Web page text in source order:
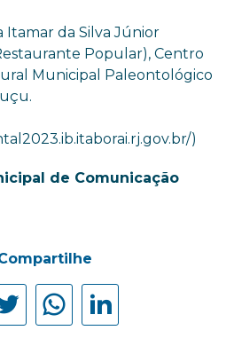
Itamar da Silva Júnior
Popular), Centro
Municipal Paleontológico
)
de Comunicação